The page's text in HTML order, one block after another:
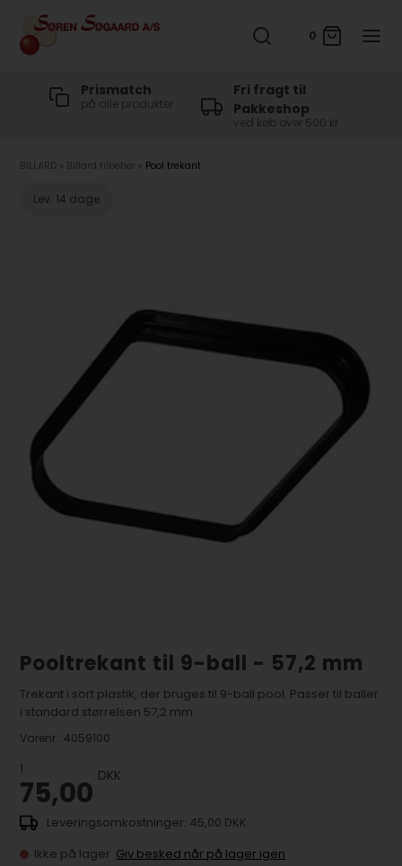
0
Prismatch
på alle produkter
Fri fragt til
Pakkeshop
ved køb over 500 kr
BILLARD Billard tilbehør Pool trekant
Lev. 14 dage
Pooltrekant til 9-ball - 57,2 mm
Trekant i sort plastik, der bruges til 9-ball pool. Passer til baller
i standard størrelsen 57,2 mm.
Varenr.: 4059100
1
75,00 DKK
45,00 DKK
Ikke på lager Giv besked når på lager igen